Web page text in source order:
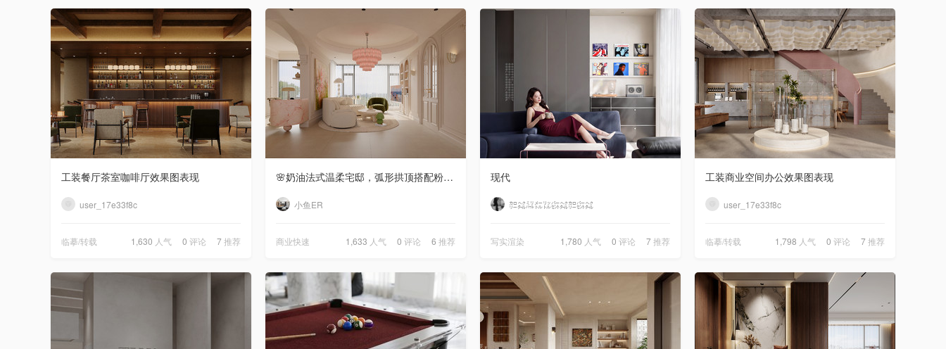
发布了动态《 工装 餐厅复古新中式效果图表现 》 6天前
发布了动态《 宋氏美学客餐厅效果图表现》 6天前
发布了动态《 筋斗云效果图 家装别墅 》 8天前
发布了动态《 工装餐厅火锅店效果图表现》 8天前
发布了动态《 新中式客厅玄关表现
评论了《
评论了《
工装餐厅茶室咖啡厅效果图表现
user_17e33f8c
临摹/转载 1,630 人气 0 评论 7推荐
🌸奶油法式温柔宅邸，弧形拱顶搭配粉调软装，柔光漫溢满室浪漫治愈气息✨
小鱼ER
商业快速 1,633 人气 0 评论 6 推荐
现代
㌍㌶㍊㍍㍑㌫㌶㌍㌫㌶
写实渲染 1,780 人气 0 评论 7推荐
工装商业空间办公效果图表现
user_17e33f8c
临摹/转载 1,798 人气 0 评论 7推荐